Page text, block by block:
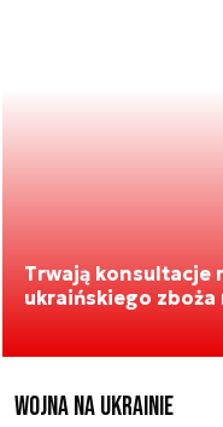
Trwają konsultacje
ukraińskiego zboża
Wojna na Ukrainie